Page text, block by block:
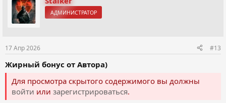
ц
и
АДМИНИСТРАТОР
17 Апр 2026 #13
Жирный бонус от Автора)
Для просмотра скрытого содержимого вы должны
войти или зарегистрироваться.